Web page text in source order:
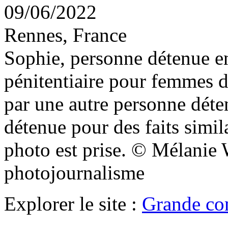
09/06/2022
Rennes, France
Sophie, personne détenue
pénitentiaire pour femmes
par une autre personne
détenue pour des faits
photo est prise. © Mélanie
photojournalisme
Explorer le site : Grande